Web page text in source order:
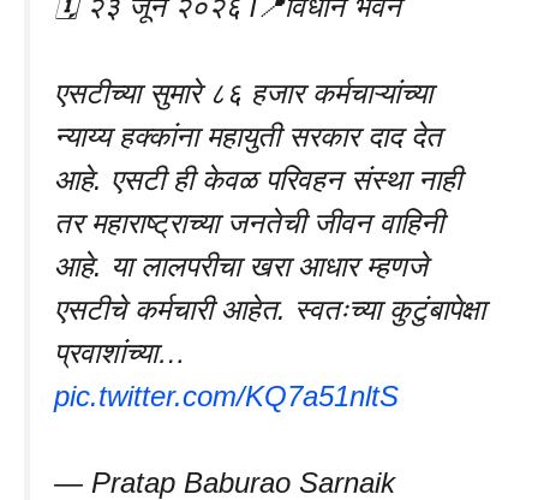
एसटीच्या सुमारे ८६ हजार कर्मचाऱ्यांच्या
न्याय्य हक्कांना महायुती सरकार दाद देत
आहे. एसटी ही केवळ परिवहन संस्था नाही
तर महाराष्ट्राच्या जनतेची जीवन वाहिनी
आहे. या लालपरीचा खरा आधार म्हणजे
एसटीचे कर्मचारी आहेत. स्वतःच्या कुटुंबापेक्षा
प्रवाशांच्या…
pic.twitter.com/KQ7a51nltS
— Pratap Baburao Sarnaik